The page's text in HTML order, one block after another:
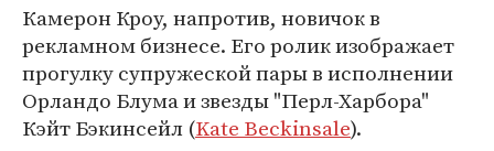
Камерон Кроу, напротив, новичок в
рекламном бизнесе. Его ролик изображает
прогулку супружеской пары в исполнении
Орландо Блума и звезды "Перл-Харбора"
Кэйт Бэкинсейл (Kate Beckinsale).